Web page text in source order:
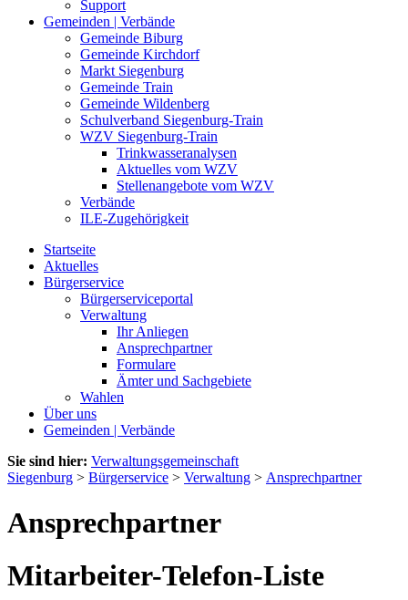
Support
Gemeinden | Verbände
Gemeinde Biburg
Gemeinde Kirchdorf
Markt Siegenburg
Gemeinde Train
Gemeinde Wildenberg
Schulverband Siegenburg-Train
WZV Siegenburg-Train
Trinkwasseranalysen
Aktuelles vom WZV
Stellenangebote vom WZV
Verbände
ILE-Zugehörigkeit
Startseite
Aktuelles
Bürgerservice
Bürgerserviceportal
Verwaltung
Ihr Anliegen
Ansprechpartner
Formulare
Ämter und Sachgebiete
Wahlen
Über uns
Gemeinden | Verbände
Sie sind hier: Verwaltungsgemeinschaft
Siegenburg > Bürgerservice > Verwaltung > Ansprechpartner
Ansprechpartner
Mitarbeiter-Telefon-Liste